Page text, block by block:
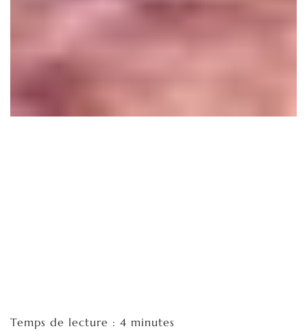
Temps de lecture : 4 minutes